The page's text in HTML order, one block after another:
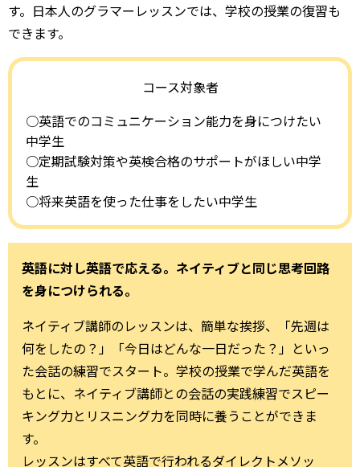
す。日本人のグラマーレッスンでは、学校の授業の復習も
できます。
コース対象者
○英語でのコミュニケーション能力を身につけたい
中学生
○定期試験対策や英検合格のサポートがほしい中学
生
○将来英語を使った仕事をしたい中学生
英語に対し英語で応える。ネイティブと同じ思考回路
を身につけられる。
ネイティブ講師のレッスンは、簡単な挨拶、「先週は
何をしたの？」「今日はどんな一日だった？」といっ
た会話の練習でスタート。学校の授業で学んだ英語を
もとに、ネイティブ講師との会話の実践練習でスピー
キング力とリスニング力を同時に養うことができま
す。
レッスンはすべて英語で行われるダイレクトメソッ